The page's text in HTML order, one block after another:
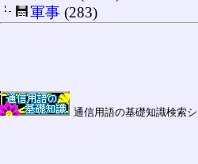
軍事 (283)
通信用語の基礎知識検索シ